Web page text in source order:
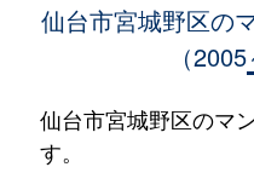
小田原山本丁
小田原弓ノ町
仙台市宮城野区の
（
仙台市宮城野区のマ
す。